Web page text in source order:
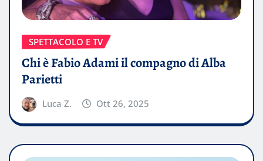
SPETTACOLO E TV
Chi è Fabio Adami il compagno di Alba
Parietti
Luca Z. Ott 26, 2025